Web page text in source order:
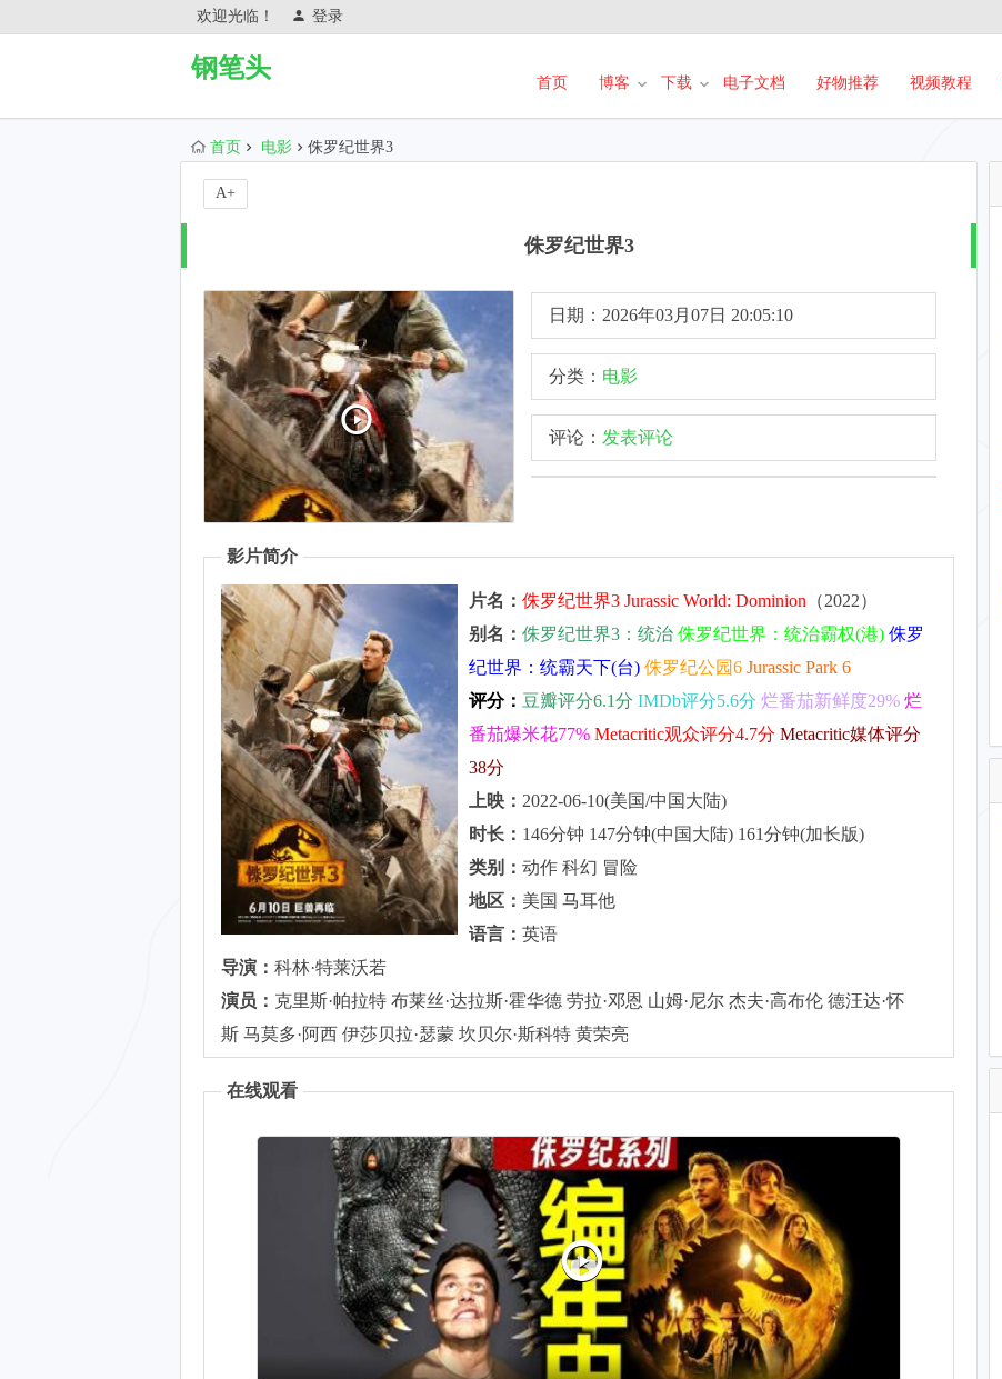
欢迎光临！ 登录
钢笔头
首页 博客 下载 电子文档 好物推荐 视频教程
首页 电影 侏罗纪世界3
侏罗纪世界3
日期：2026年03月07日 20:05:10
分类： 电影
评论： 发表评论
影片简介
片名： 侏罗纪世界3 Jurassic World: Dominion （2022）
别名： 侏罗纪世界3：统治 侏罗纪世界：统治霸权(港) 侏罗
纪世界：统霸天下(台) 侏罗纪公园6 Jurassic Park 6
评分： 豆瓣评分6.1分 IMDb评分5.6分 烂番茄新鲜度29% 烂
番茄爆米花77% Metacritic观众评分4.7分 Metacritic媒体评分
38分
上映： 2022-06-10(美国/中国大陆)
时长： 146分钟 147分钟(中国大陆) 161分钟(加长版)
类别： 动作 科幻 冒险
地区： 美国 马耳他
语言： 英语
导演： 科林·特莱沃若
演员： 克里斯·帕拉特 布莱丝·达拉斯·霍华德 劳拉·邓恩 山姆·尼尔 杰夫·高布伦 德汪达·怀
斯 马莫多·阿西 伊莎贝拉·瑟蒙 坎贝尔·斯科特 黄荣亮
在线观看
A+